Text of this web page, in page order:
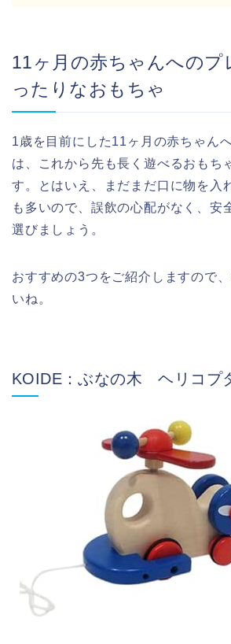
11ヶ月の赤ちゃんへのプ
ったりなおもちゃ
1歳を目前にした11ヶ月の赤ちゃん
は、これから先も長く遊べるおもち
す。とはいえ、まだまだ口に物を入
も多いので、誤飲の心配がなく、安
選びましょう。
おすすめの3つをご紹介しますので
いね。
KOIDE：ぶなの木 ヘリコプ